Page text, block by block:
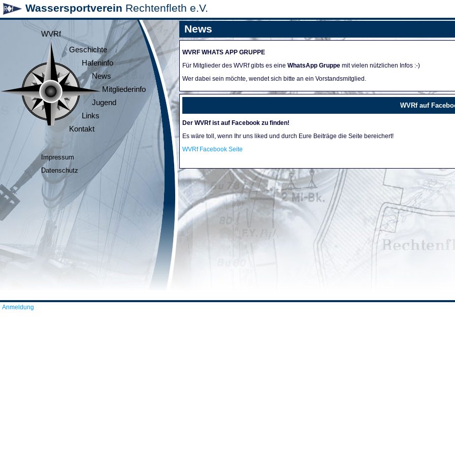
Wassersportverein Rechtenfleth e.V.
WVRf
Geschichte
Hafeninfo
News
Mitgliederinfo
Jugend
Links
Kontakt
Impressum
Datenschutz
News
WVRF WHATS APP GRUPPE
Für Mitglieder des WVRf gibts es eine WhatsApp Gruppe mit vielen nützlichen Infos :-)
Wer dabei sein möchte, wendet sich bitte an ein Vorstandsmitglied.
WVRf auf
Der WVRf ist auf Facebook zu finden!
Es wäre toll, wenn Ihr uns liked und durch Eure Beiträge die Seite bereichert!
WVRf Facebook Seite
Anmeldung